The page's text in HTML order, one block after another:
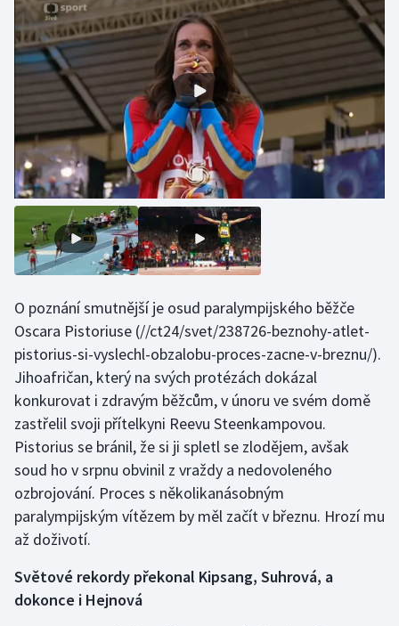
O poznání smutnější je osud paralympijského běžče
Oscara Pistoriuse (//ct24/svet/238726-beznohy-atlet-
pistorius-si-vyslechl-obzalobu-proces-zacne-v-breznu/).
Jihoafričan, který na svých protézách dokázal
konkurovat i zdravým běžcům, v únoru ve svém domě
zastřelil svoji přítelkyni Reevu Steenkampovou.
Pistorius se bránil, že si ji spletl se zlodějem, avšak
soud ho v srpnu obvinil z vraždy a nedovoleného
ozbrojování. Proces s několikanásobným
paralympijským vítězem by měl začít v březnu. Hrozí mu
až doživotí.
Světové rekordy překonal Kipsang, Suhrová, a
dokonce i Hejnová